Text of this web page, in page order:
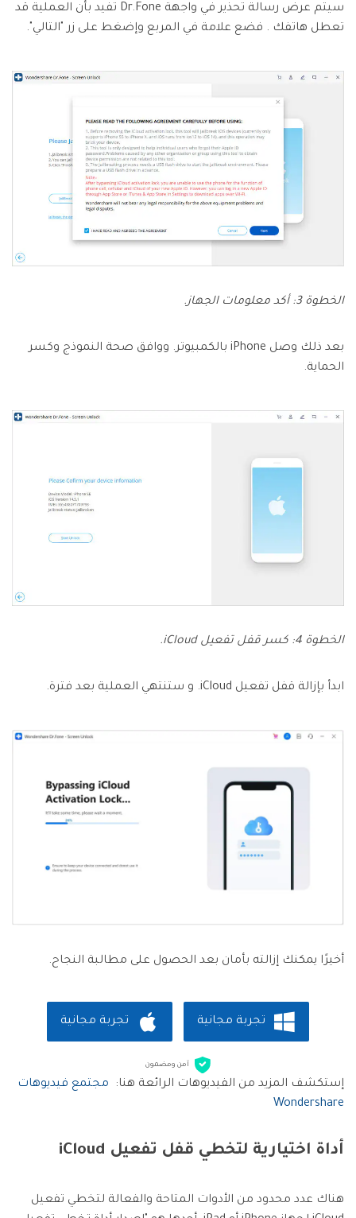
سيتم عرض رسالة تحذير في واجهة Dr.Fone تفيد بأن العملية قد
تعطل هاتفك . فضع علامة في المربع وإضغط على زر "التالي".
الخطوة 3: أكد معلومات الجهاز.
بعد ذلك وصل iPhone بالكمبيوتر. ووافق صحة النموذج وكسر
الحماية.
الخطوة 4: كسر قفل تفعيل iCloud.
ابدأ بإزالة قفل تفعيل iCloud. و ستنتهي العملية بعد فترة.
أخيرًا يمكنك إزالته بأمان بعد الحصول على مطالبة النجاح.
تجربة مجانية تجربة مجانية
آمن ومضمون
إستكشف المزيد من الفيديوهات الرائعة هنا: مجتمع فيديوهات
Wondershare
أداة اختيارية لتخطي قفل تفعيل iCloud
هناك عدد محدود من الأدوات المتاحة والفعالة لتخطي تفعيل